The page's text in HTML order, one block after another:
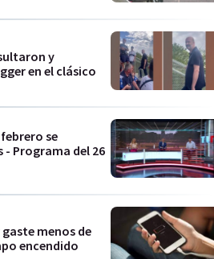
y
en el clásico
se
Programa del 26
menos de
encendido